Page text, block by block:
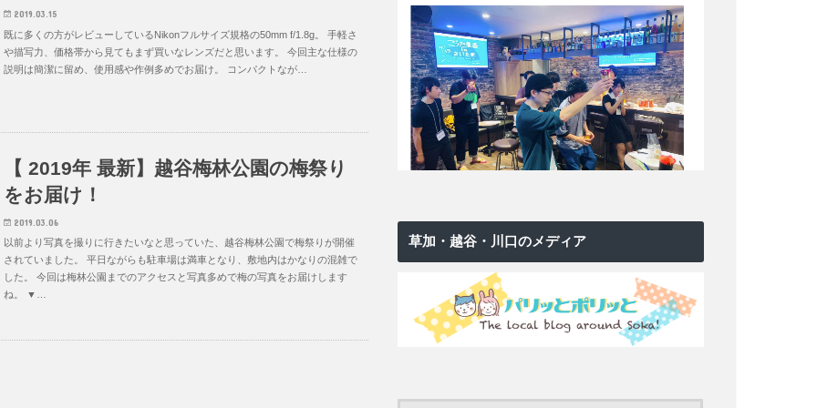
2019.03.15
既に多くの方がレビューしているNikonフルサイズ規格の50mm f/1.8g。 手軽さ
や描写力、価格帯から見てもまず買いなレンズだと思います。 今回主な仕様の
説明は簡潔に留め、使用感や作例多めでお届け。 コンパクトなが…
【 2019年 最新】越谷梅林公園の梅祭り
をお届け！
2019.03.06
以前より写真を撮りに行きたいなと思っていた、越谷梅林公園で梅祭りが開催
されていました。 平日ながらも駐車場は満車となり、敷地内はかなりの混雑で
した。 今回は梅林公園までのアクセスと写真多めで梅の写真をお届けします
ね。 ▼…
草加・越谷・川口のメディア